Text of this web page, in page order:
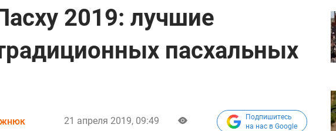
2019: лучшие
пасхальных
21 апреля 2019, 09:49
Подпишитесь
на нас в Google